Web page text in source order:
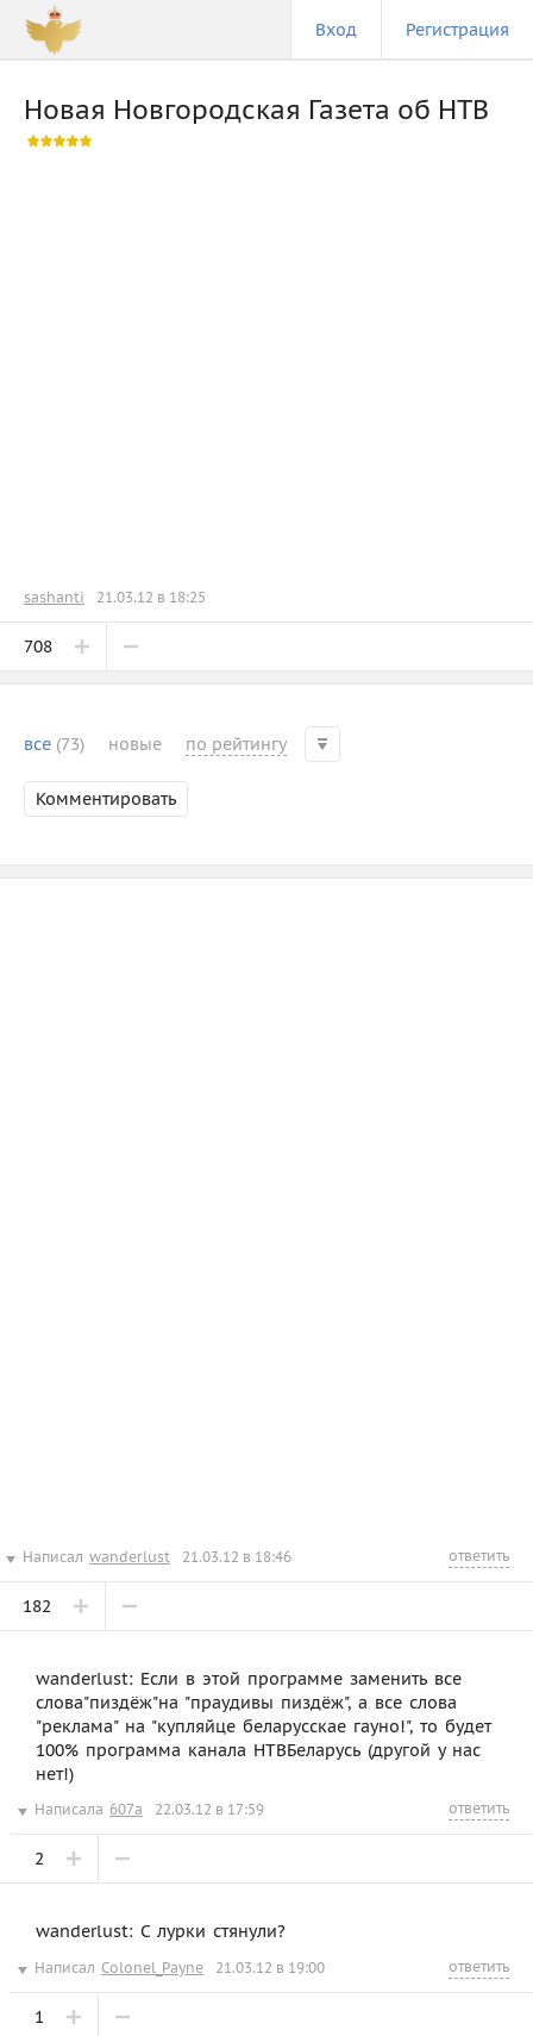
Вход Регистрация
Новая Новгородская Газета об НТВ
sashanti 21.03.12 в 18:25
708
все (73) новые по рейтингу
Комментировать
Написал wanderlust 21.03.12 в 18:46 ответить
182
wanderlust: Если в этой программе заменить все
слова"пиздёж"на "праудивы пиздёж", а все слова
"реклама" на "купляйце беларусскае гауно!", то будет
100% программа канала НТВБеларусь (другой у нас
нет!)
Написала 607a 22.03.12 в 17:59 ответить
2
wanderlust: С лурки стянули?
Написал Colonel_Payne 21.03.12 в 19:00 ответить
1